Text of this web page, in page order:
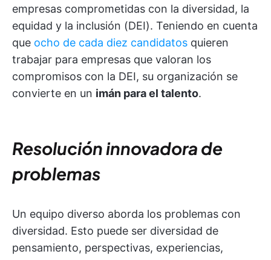
empresas comprometidas con la diversidad, la
equidad y la inclusión (DEI). Teniendo en cuenta
que ocho de cada diez candidatos quieren
trabajar para empresas que valoran los
compromisos con la DEI, su organización se
convierte en un imán para el talento.
Resolución innovadora de
problemas
Un equipo diverso aborda los problemas con
diversidad. Esto puede ser diversidad de
pensamiento, perspectivas, experiencias,